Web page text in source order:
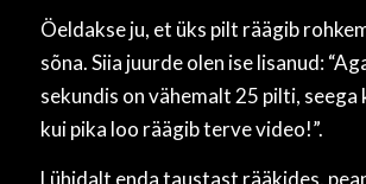
Öeldakse ju, et üks pilt räägib
sõna. Siia juurde olen ise lisanud:
sekundis on vähemalt 25 pilti,
kui pika loo räägib terve video!”.
Lühidalt enda taustast rääkides,